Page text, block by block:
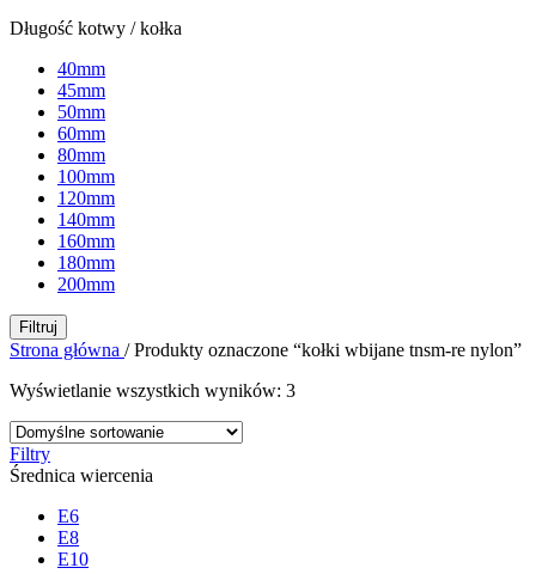
Długość kotwy / kołka
40mm
45mm
50mm
60mm
80mm
100mm
120mm
140mm
160mm
180mm
200mm
Filtruj
Strona główna / Produkty oznaczone “kołki wbijane tnsm-re nylon”
Wyświetlanie wszystkich wyników: 3
Filtry
Średnica wiercenia
E6
E8
E10